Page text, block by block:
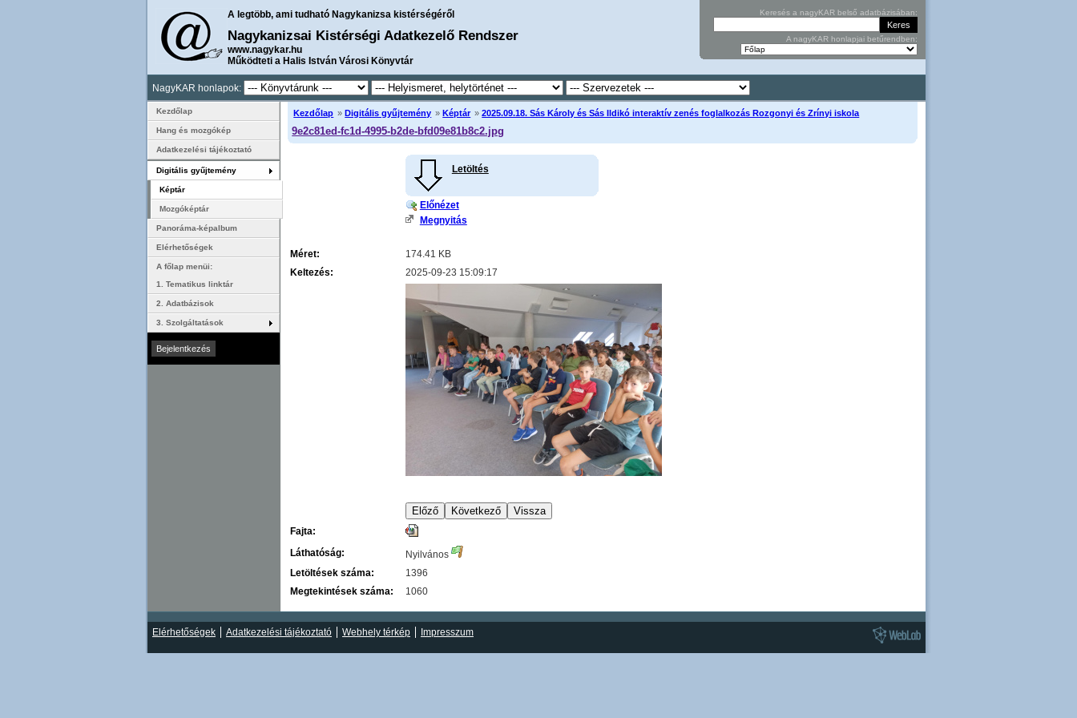
A legtöbb, ami tudható Nagykanizsa kistérségéről
Nagykanizsai Kistérségi Adatkezelő Rendszer
www.nagykar.hu
Működteti a Halis István Városi Könyvtár
Keresés a nagyKAR belső adatbázisában:
A nagyKAR honlapjai betűrendben:
NagyKAR honlapok:
Kezdőlap » Digitális gyűjtemény » Képtár »2025.09.18. Sás Károly és Sás Ildikó interaktív zenés foglalkozás Rozgonyi és Zrínyi iskola
9e2c81ed-fc1d-4995-b2de-bfd09e81b8c2.jpg
Letöltés
Előnézet
Megnyitás
Méret:
174.41 KB
Keltezés:
2025-09-23 15:09:17
Fajta:
Láthatóság:
Nyilvános
Letöltések száma:
1396
Megtekintések száma:
1060
Kezdőlap
Hang és mozgókép
Adatkezelési tájékoztató
Digitális gyűjtemény
Képtár
Mozgóképtár
Panoráma-képalbum
Elérhetőségek
A főlap menüi:
1. Tematikus linktár
2. Adatbázisok
3. Szolgáltatások
Elérhetőségek Adatkezelési tájékoztató Webhely térkép Impresszum